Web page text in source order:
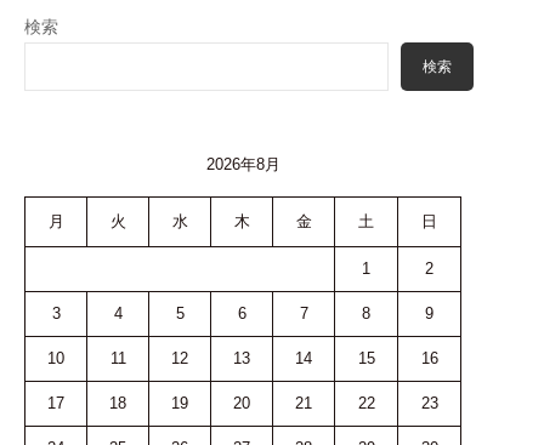
検索
検索
2026年8月
月 火 水 木 金 土 日
1 2
3 4 5 6 7 8 9
10 11 12 13 14 15 16
17 18 19 20 21 22 23